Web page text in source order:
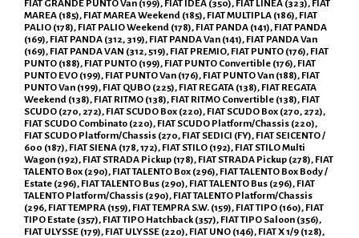
FIAT GRANDE PUNTO Van (199), FIAT IDEA (350), FIAT LINEA (323), FIAT
MAREA (185), FIAT MAREA Weekend (185), FIAT MULTIPLA (186), FIAT
PALIO (178), FIAT PALIO Weekend (178), FIAT PANDA (141), FIAT PANDA
(169), FIAT PANDA (312, 319), FIAT PANDA Van (141), FIAT PANDA Van
(169), FIAT PANDA VAN (312, 519), FIAT PREMIO, FIAT PUNTO (176), FIAT
PUNTO (188), FIAT PUNTO (199), FIAT PUNTO Convertible (176), FIAT
PUNTO EVO (199), FIAT PUNTO Van (176), FIAT PUNTO Van (188), FIAT
PUNTO Van (199), FIAT QUBO (225), FIAT REGATA (138), FIAT REGATA
Weekend (138), FIAT RITMO (138), FIAT RITMO Convertible (138), FIAT
SCUDO (270, 272), FIAT SCUDO Box (220), FIAT SCUDO Box (270, 272),
FIAT SCUDO Combinato (220), FIAT SCUDO Platform/Chassis (220),
FIAT SCUDO Platform/Chassis (270, FIAT SEDICI (FY), FIAT SEICENTO /
600 (187), FIAT SIENA (178, 172), FIAT STILO (192), FIAT STILO Multi
Wagon (192), FIAT STRADA Pickup (178), FIAT STRADA Pickup (278), FIAT
TALENTO Box (290), FIAT TALENTO Box (296), FIAT TALENTO Box Body /
Estate (296), FIAT TALENTO Bus (290), FIAT TALENTO Bus (296), FIAT
TALENTO Platform/Chassis (290), FIAT TALENTO Platform/Chassis
(296, FIAT TEMPRA (159), FIAT TEMPRA S.W. (159), FIAT TIPO (160), FIAT
TIPO Estate (357), FIAT TIPO Hatchback (357), FIAT TIPO Saloon (356),
FIAT ULYSSE (179), FIAT ULYSSE (220), FIAT UNO (146), FIAT X 1/9 (128),